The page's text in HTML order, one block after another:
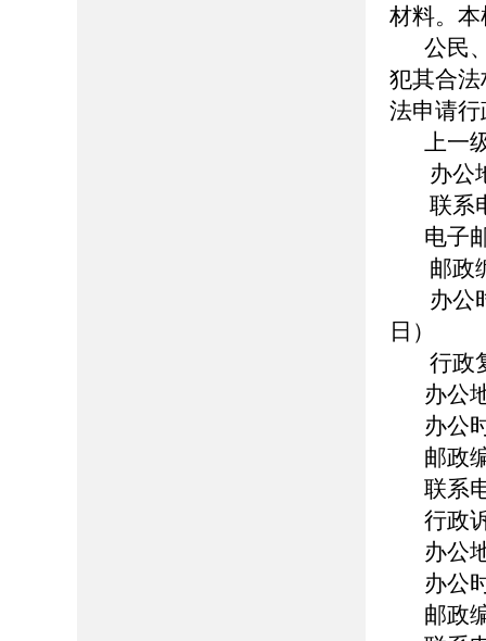
材料。
公民
犯其合
法申请
上一
办公
联系
电子
邮政
办公
日）
行政
办公
办公
邮政
联系
行政
办公
办公
邮政